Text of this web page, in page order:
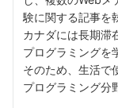
験に関する記事を
カナダには長期滞
プログラミングを
そのため、生活で
プログラミング分